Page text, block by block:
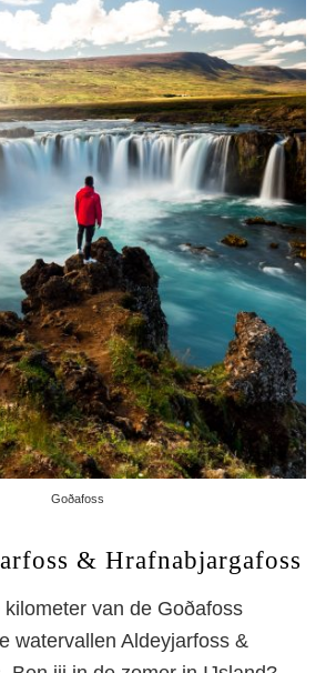
Goðafoss
& Hrafnabjargafoss
van de Goðafoss
watervallen Aldeyjarfoss &